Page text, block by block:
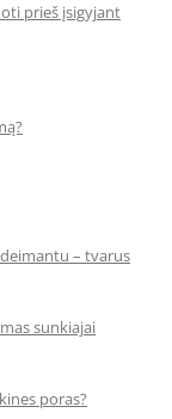
prieš įsigyjant
– tvarus
sunkiajai
poras?